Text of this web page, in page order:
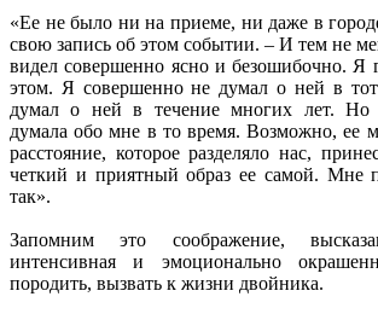
«Ее не было ни на приеме, ни даже в
свою запись об этом событии. – И тем не
видел совершенно ясно и безошибочно. Я
этом. Я совершенно не думал о ней в
думал о ней в течение многих лет. Но
думала обо мне в то время. Возможно, ее
расстояние, которое разделяло нас,
четкий и приятный образ ее самой. Мне
так».
Запомним это соображение,
интенсивная и эмоционально
породить, вызвать к жизни двойника.